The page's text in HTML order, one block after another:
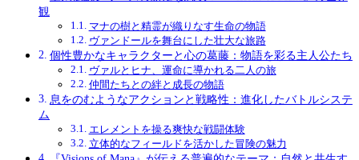
観
マナの樹と精霊が織りなす生命の物語
ヴァンドールを舞台にした壮大な旅路
個性豊かなキャラクターと心の葛藤：物語を彩る主人公たち
ヴァルとヒナ、運命に導かれる二人の旅
仲間たちとの絆と成長の物語
息をのむようなアクションと戦略性：進化したバトルシステ
ム
エレメントを操る爽快な戦闘体験
立体的なフィールドを活かした冒険の魅力